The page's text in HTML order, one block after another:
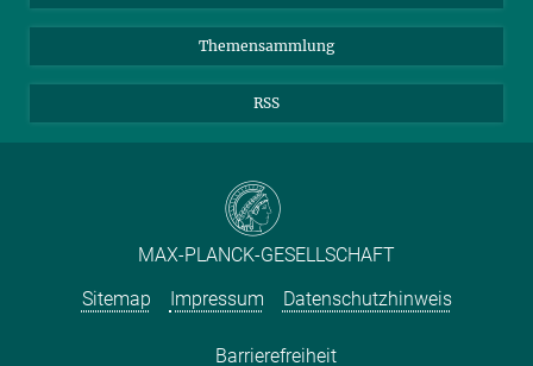
Themensammlung
RSS
MAX-PLANCK-GESELLSCHAFT
Sitemap
Impressum Datenschutzhinweis
Barrierefreiheit